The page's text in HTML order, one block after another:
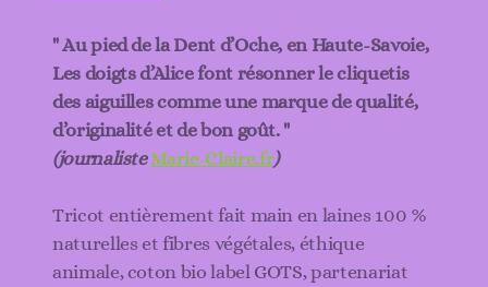
" Au pied de la Dent d’Oche, en Haute-Savoie,
Les doigts d’Alice font résonner le cliquetis
des aiguilles comme une marque de qualité,
d’originalité et de bon goût. "
(journalisteMarie-Claire.fr)
Tricot entièrement fait main en laines 100 %
naturelles et fibres végétales, éthique
animale, coton bio label GOTS, partenariat